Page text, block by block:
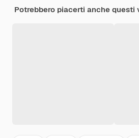
Potrebbero piacerti anche questi